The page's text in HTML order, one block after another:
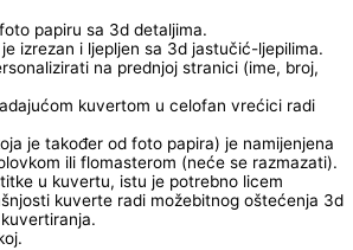
papiru sa 3d detaljima.
izrezan i ljepljen sa 3d jastučić-ljepilima.
na prednjoj stranici (ime, broj,
kuvertom u celofan vrećici radi
je također od foto papira) je namijenjena
ili flomasterom (neće se razmazati).
u kuvertu, istu je potrebno licem
kuverte radi možebitnog oštećenja 3d